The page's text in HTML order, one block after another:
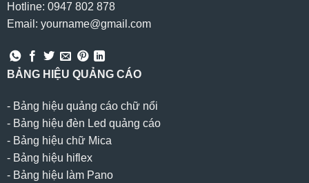
Hotline: 0947 802 878
Email: yourname@gmail.com
BẢNG HIỆU QUẢNG CÁO
- Bảng hiệu quảng cáo chữ nổi
- Bảng hiệu đèn Led quảng cáo
- Bảng hiệu chữ Mica
- Bảng hiệu hiflex
- Bảng hiệu làm Pano